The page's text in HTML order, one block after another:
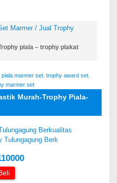
piala – trophy plakat
piala marmer set ,trophy award set
marmer set
Murah-Trophy Piala-
Tulungagung Berk